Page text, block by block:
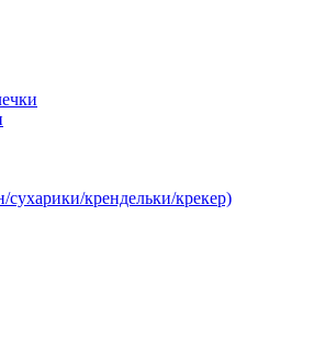
крендельки/крекер)